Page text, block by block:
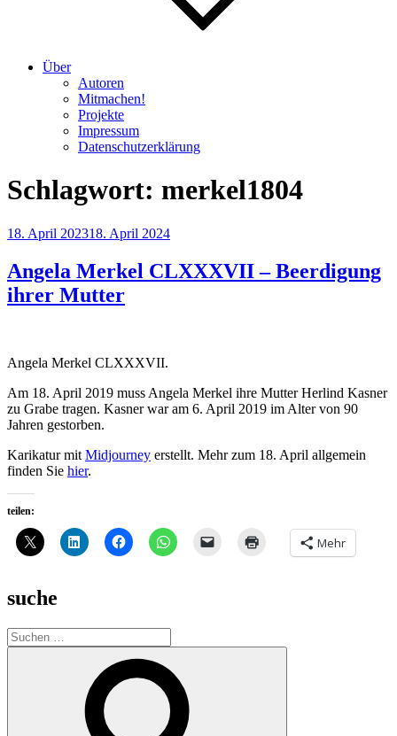
Über
Autoren
Mitmachen!
Projekte
Impressum
Datenschutzerklärung
Schlagwort: merkel1804
Veröffentlicht
18. April 202318. April 2024
Angela Merkel CLXXXVII – Beerdigung
ihrer Mutter
Angela Merkel CLXXXVII.
Am 18. April 2019 muss Angela Merkel ihre Mutter Herlind Kasner
zu Grabe tragen. Kasner war am 6. April 2019 im Alter von 90
Jahren gestorben.
Karikatur mit Midjourney erstellt. Mehr zum 18. April allgemein
finden Sie hier.
teilen:
Mehr
suche
Suche
nach: